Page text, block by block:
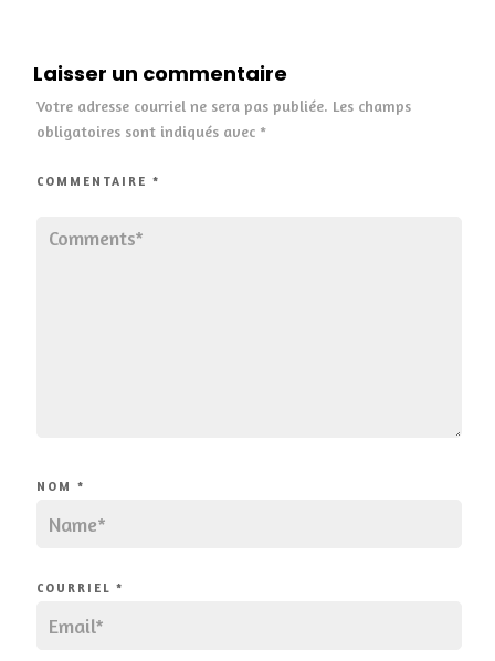
Laisser un commentaire
Votre adresse courriel ne sera pas publiée. Les champs
obligatoires sont indiqués avec *
COMMENTAIRE *
NOM *
COURRIEL *